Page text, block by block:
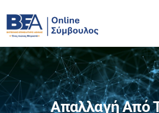
Απαλλαγή Από